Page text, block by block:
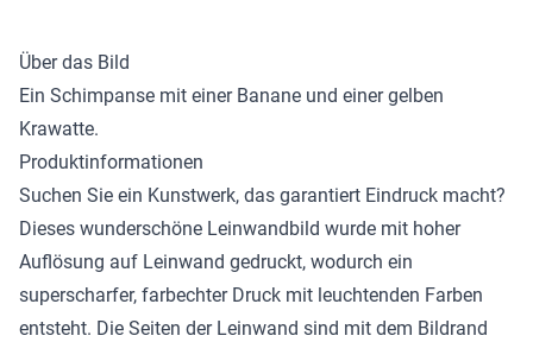
Über das Bild
Ein Schimpanse mit einer Banane und einer gelben
Krawatte.
Produktinformationen
Suchen Sie ein Kunstwerk, das garantiert Eindruck macht?
Dieses wunderschöne Leinwandbild wurde mit hoher
Auflösung auf Leinwand gedruckt, wodurch ein
superscharfer, farbechter Druck mit leuchtenden Farben
entsteht. Die Seiten der Leinwand sind mit dem Bildrand